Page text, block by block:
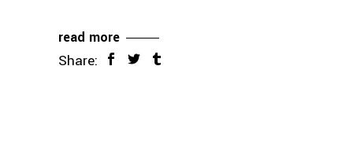
read more
Share: